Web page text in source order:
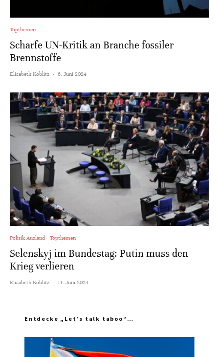
Topthemen
Scharfe UN-Kritik an Branche fossiler
Brennstoffe
Elisabeth Koblitz · 6. Juni 2024
Politik Ausland Topthemen
Selenskyj im Bundestag: Putin muss den
Krieg verlieren
Elisabeth Koblitz · 11. Juni 2024
Entdecke „Let’s talk taboo“…